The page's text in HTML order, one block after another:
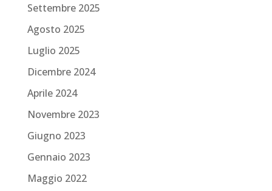
Settembre 2025
Agosto 2025
Luglio 2025
Dicembre 2024
Aprile 2024
Novembre 2023
Giugno 2023
Gennaio 2023
Maggio 2022